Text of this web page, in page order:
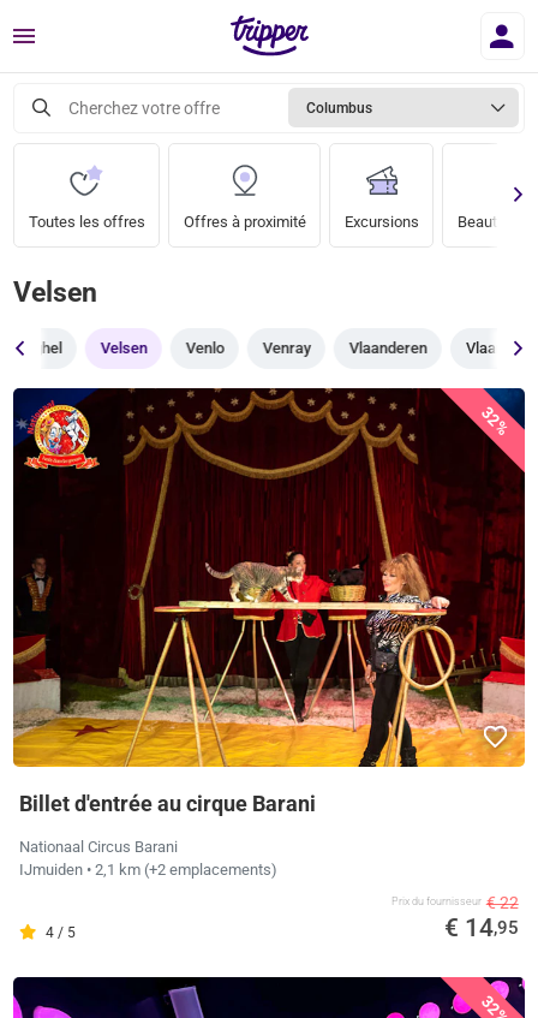
Menu
Cherchez votre offre Columbus
Toutes les offres Offres à proximité Excursions Beauté &
Velsen
Veghel Velsen Venlo Venray Vlaanderen
32%
Billet d'entrée au cirque Barani
Nationaal Circus Barani
IJmuiden • 2,1 km (+2 emplacements)
4 / 5
Prix ​​du fournisseur € 22
€ 14,95
32%